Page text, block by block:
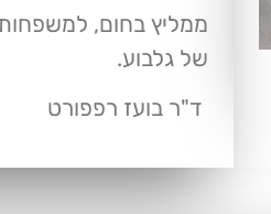
ממליץ בחום,
של גלבוע.
ד"ר בועז רפפורט